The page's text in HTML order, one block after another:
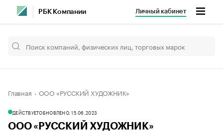
РБК Компании Личный кабинет
Главная ООО «РУССКИЙ ХУДОЖНИК»
ДЕЙСТВУЕТОБНОВЛЕНО, 15.06.2023
ООО «РУССКИЙ ХУДОЖНИК»